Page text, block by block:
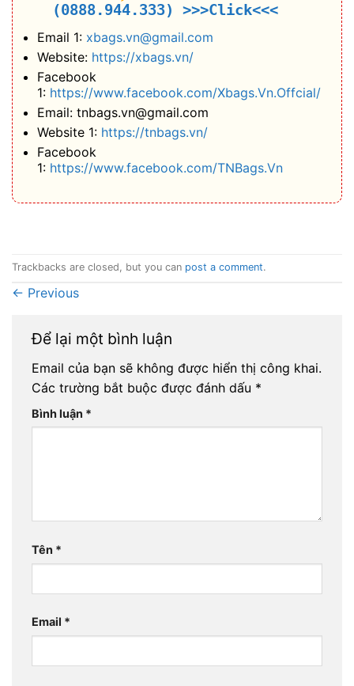
(0888.944.333) >>>Click<<<
Email 1: xbags.vn@gmail.com
Website: https://xbags.vn/
Facebook
1: https://www.facebook.com/Xbags.Vn.Offcial/
Email: tnbags.vn@gmail.com
Website 1: https://tnbags.vn/
Facebook
1: https://www.facebook.com/TNBags.Vn
Trackbacks are closed, but you can post a comment.
← Previous
Để lại một bình luận
Email của bạn sẽ không được hiển thị công khai.
Các trường bắt buộc được đánh dấu *
Bình luận *
Tên *
Email *